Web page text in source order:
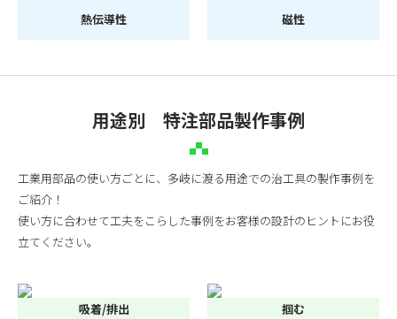
熱伝導性 磁性
用途別 特注部品製作事例
工業用部品の使い方ごとに、多岐に渡る用途での治工具の製作事例を
ご紹介！
使い方に合わせて工夫をこらした事例をお客様の設計のヒントにお役
立てください。
吸着/排出 掴む